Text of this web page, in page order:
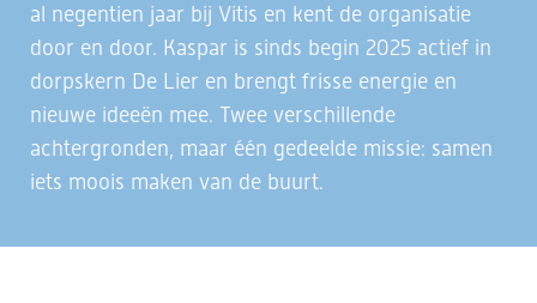
al negentien jaar bij Vitis en kent de organisatie
door en door. Kaspar is sinds begin 2025 actief in
dorpskern De Lier en brengt frisse energie en
nieuwe ideeën mee. Twee verschillende
achtergronden, maar één gedeelde missie: samen
iets moois maken van de buurt.